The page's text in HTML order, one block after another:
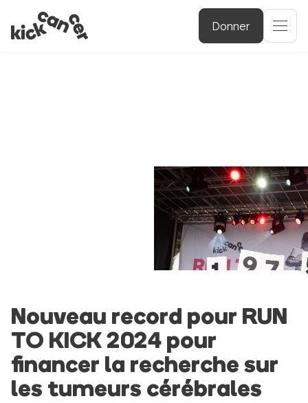
Donner
Nouveau record pour RUN
TO KICK 2024 pour
financer la recherche sur
les tumeurs cérébrales